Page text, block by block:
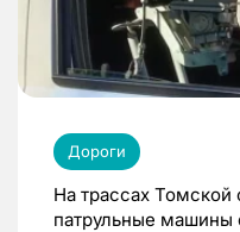
Дороги
На трассах Томской
патрульные машины